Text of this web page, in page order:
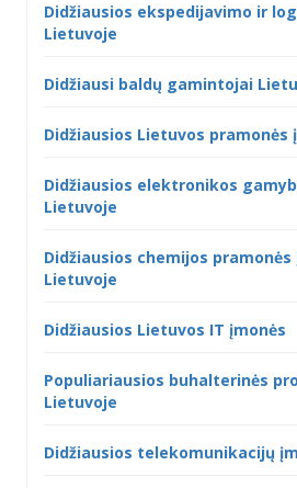
Didžiausios ekspedijavimo ir
Lietuvoje
Didžiausi baldų gamintojai
Didžiausios Lietuvos pramonės
Didžiausios elektronikos
Lietuvoje
Didžiausios chemijos pramonės
Lietuvoje
Didžiausios Lietuvos IT įmonės
Populiariausios buhalterinės
Lietuvoje
Didžiausios telekomunikacijų